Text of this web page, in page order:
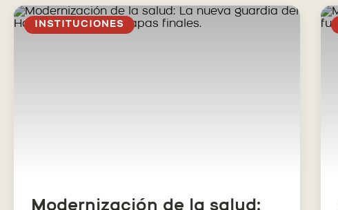
INSTITUCIONES
Modernización de la salud: